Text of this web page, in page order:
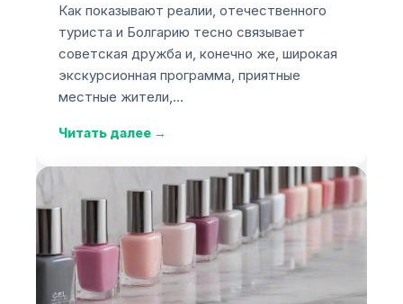
Как показывают реалии, отечественного
туриста и Болгарию тесно связывает
советская дружба и, конечно же, широкая
экскурсионная программа, приятные
местные жители,…
Читать далее →